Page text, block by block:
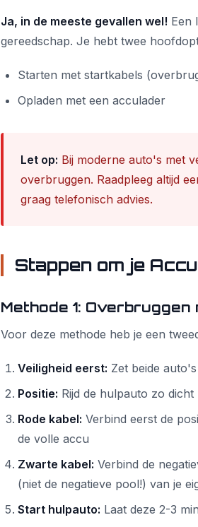
Ja, in de meeste gevallen wel! Een
gereedschap. Je hebt twee
Starten met startkabels
Opladen met een acculader
Let op: Bij moderne auto's met
overbruggen. Raadpleeg altijd
graag telefonisch advies.
Stappen om je
Methode 1:
Voor deze methode heb je een
Veiligheid eerst: Zet beide
Positie: Rijd de hulpauto zo
Rode kabel: Verbind eerst de
de volle accu
Zwarte kabel: Verbind de
(niet de negatieve pool!) van je
Start hulpauto: Laat deze 2-3